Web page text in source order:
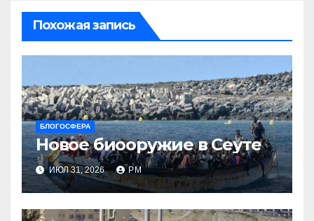
Похожая запись
БЛОГОСФЕРА
Новое биооружие в Сеуте
ИЮЛ 31, 2026 РМ